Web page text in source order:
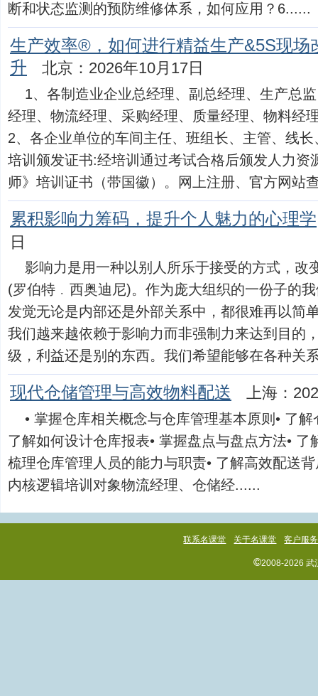
断和状态监测的预防维修体系，如何应用？6......
生产效率®，如何进行精益生产&5S现场
升
北京：2026年10月17日
1、各制造业企业总经理、副总经理、生产总
经理、物流经理、采购经理、质量经理、物料经
2、各企业单位的车间主任、班组长、主管、线
培训颁发证书:经培训通过考试合格后颁发人力资
师》培训证书（带国徽）。网上注册、官方网站
累积影响力筹码，提升个人魅力的心理学
日
影响力是用一种以别人所乐于接受的方式，改
(罗伯特﹒西奥迪尼)。作为庞大组织的一份子的
发觉无论是内部还是外部关系中，都很难再以简
我们越来越依赖于影响力而非强制力来达到目的
级，利益还是别的东西。我们希望能够在各种关
现代仓储管理与高效物料配送 上海：
• 掌握仓库相关概念与仓库管理基本原则• 了
了解如何设计仓库报表• 掌握盘点与盘点方法• 了
梳理仓库管理人员的能力与职责• 了解高效配送
内核逻辑培训对象物流经理、仓储经......
联系名课堂 关于名课堂 客户服
©2008-2026 武